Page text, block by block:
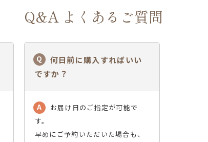
Q&A よくあるご質問
何日前に購入すればいい
ですか？
お届け日のご指定が可能で
す。
早めにご予約いただいた場合も、